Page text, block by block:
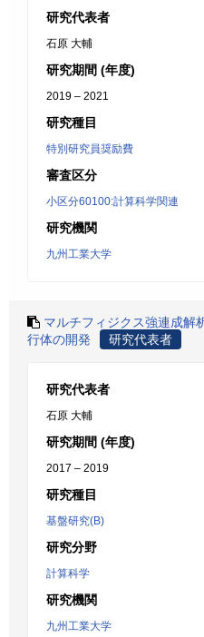
研究代表者
石原 大輔
研究期間 (年度)
2019 – 2021
研究種目
特別研究員奨励費
審査区分
小区分60100:計算科学関連
研究機関
九州工業大学
マルチフィジクス強連成解
行体の開発
研究代表者
研究代表者
石原 大輔
研究期間 (年度)
2017 – 2019
研究種目
基盤研究(B)
研究分野
計算科学
研究機関
九州工業大学